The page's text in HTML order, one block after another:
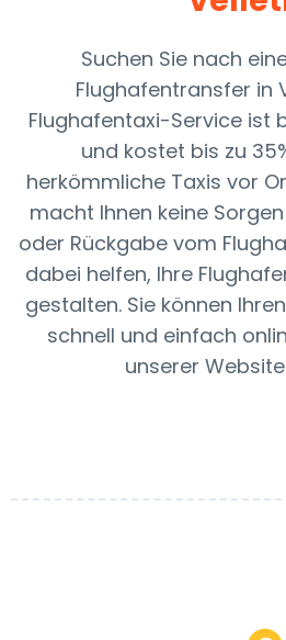
Suchen Sie nach
Flughafentransfer in
Flughafentaxi-Service ist
und kostet bis zu
herkömmliche Taxis vor
macht Ihnen keine
oder Rückgabe vom
dabei helfen, Ihre
gestalten. Sie können
schnell und einfach
unserer